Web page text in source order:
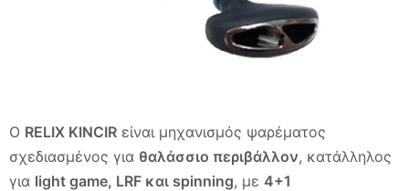
Ο RELIX KINCIR είναι μηχανισμός ψαρέματος
σχεδιασμένος για θαλάσσιο περιβάλλον, κατάλληλος
για light game, LRF και spinning, με 4+1